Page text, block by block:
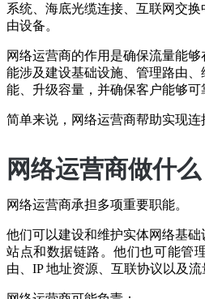
系统、海底光缆连接、互联网交
由设备。
网络运营商的作用是确保流量能
能涉及建设基础设施、管理路由
能、升级容量，并确保客户能够可
简单来说，网络运营商帮助实现连
网络运营商做什么
网络运营商承担多项重要职能。
他们可以建设和维护实体网络基
站点和数据链路。他们也可能管
由、IP 地址资源、互联协议以及流